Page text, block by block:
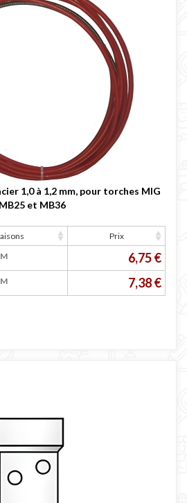
1,0 à 1,2 mm, pour torches MIG
MB25 et MB36
Prix
6,75 €
7,38 €